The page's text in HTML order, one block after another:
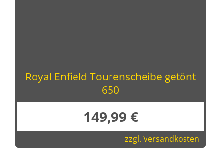
Royal Enfield Tourenscheibe getönt
650
149,99 €
zzgl. Versandkosten